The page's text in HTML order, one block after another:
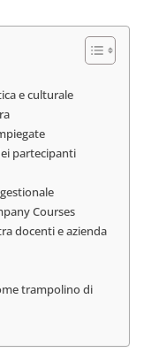
e culturale
partecipanti
Courses
docenti e azienda
trampolino di